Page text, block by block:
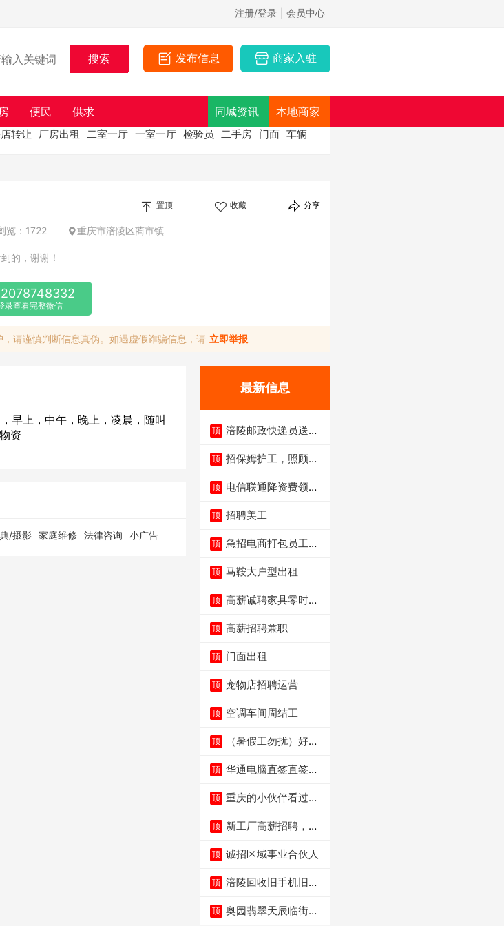
注册/登录 | 会员中心
发布信息 商家入驻
便民 供求 同城资讯 本地商家
转让 厂房出租 二室一厅 一室一厅 检验员 二手房 门面 车辆
置顶 收藏 分享
览：1722 重庆市涪陵区蔺市镇
到的，谢谢！
录查看完整微信
请谨慎判断信息真伪。如遇虚假诈骗信息，请 立即举报
早上，中午，晚上，凌晨，随叫
资
/摄影 家庭维修 法律咨询 小广告
最新信息
顶 涪陵邮政快递员送货
顶 招保姆护工，照顾病
顶 电信联通降资费领价
顶 招聘美工
顶 急招电商打包员工作
顶 马鞍大户型出租
顶 高薪诚聘家具零时促
顶 高薪招聘兼职
顶 门面出租
顶 宠物店招聘运营
顶 空调车间周结工
顶
（暑假工勿扰）好想
顶 华通电脑直签直签直
顶 重庆的小伙伴看过
本
顶 新工厂高薪招聘，普
顶 诚招区域事业合伙人
顶 涪陵回收旧手机旧电
顶 奥园翡翠天辰临街餐